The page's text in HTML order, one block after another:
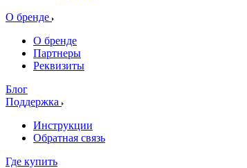
О бренде
О бренде
Партнеры
Реквизиты
Блог
Поддержка
Инструкции
Обратная связь
Где купить